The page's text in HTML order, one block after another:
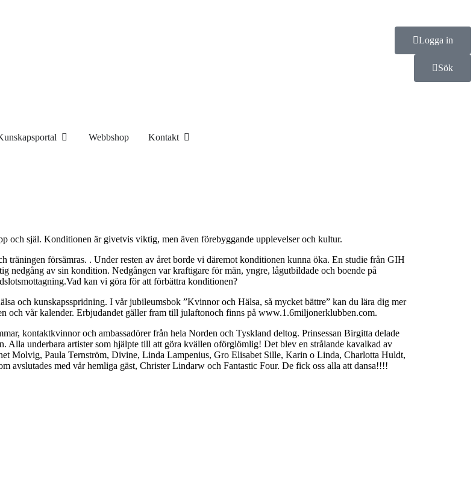
Logga in
Sök
Webbshop Kontakt
och själ. Konditionen är givetvis viktig, men även förebyggande upplevelser och kultur.
träningen försämras. . Under resten av året borde vi däremot konditionen kunna öka. En studie från GIH
nedgång av sin kondition. Nedgången var kraftigare för män, yngre, lågutbildade och boende på
kan vi göra för att förbättra konditionen?
och kunskapsspridning. I vår jubileumsbok ”Kvinnor och Hälsa, så mycket bättre” kan du lära dig mer
och vår kalender. Erbjudandet gäller fram till julaftonoch finns på www.1.6miljonerklubben.com.
kontaktkvinnor och ambassadörer från hela Norden och Tyskland deltog. Prinsessan Birgitta delade
Alla underbara artister som hjälpte till att göra kvällen oförglömlig! Det blev en strålande kavalkad av
Molvig, Paula Ternström, Divine, Linda Lampenius, Gro Elisabet Sille, Karin o Linda, Charlotta Huldt,
avslutades med vår hemliga gäst, Christer Lindarw och Fantastic Four. De fick oss alla att dansa!!!!